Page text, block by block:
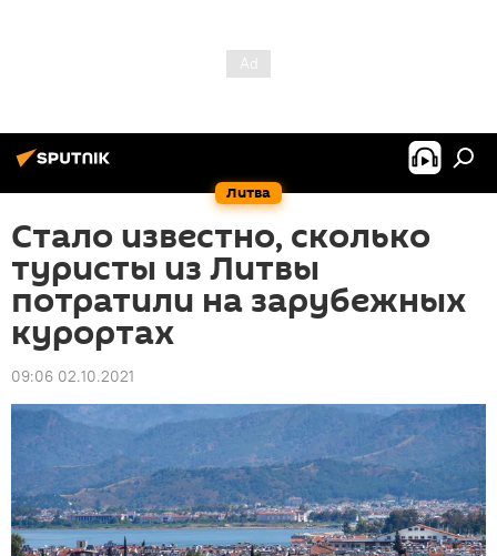
Литва
Стало известно, сколько
туристы из Литвы
потратили на зарубежных
курортах
09:06 02.10.2021